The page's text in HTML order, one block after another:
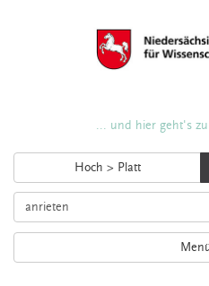
... und hier geht's
Hoch > Platt